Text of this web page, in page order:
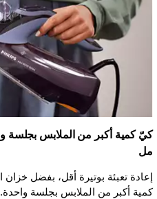
مل
كمية أكبر من الملابس بجلسة واحدة.